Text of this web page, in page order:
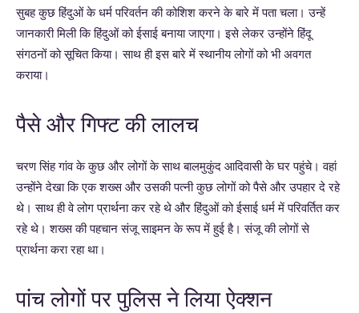
सुबह कुछ हिंदुओं के धर्म परिवर्तन की कोशिश करने के बारे में पता चला। उन्हें
जानकारी मिली कि हिंदुओं को ईसाई बनाया जाएगा। इसे लेकर उन्होंने हिंदू
संगठनों को सूचित किया। साथ ही इस बारे में स्थानीय लोगों को भी अवगत
कराया।
पैसे और गिफ्ट की लालच
चरण सिंह गांव के कुछ और लोगों के साथ बालमुकुंद आदिवासी के घर पहुंचे। वहां
उन्होंने देखा कि एक शख्स और उसकी पत्नी कुछ लोगों को पैसे और उपहार दे रहे
थे। साथ ही वे लोग प्रार्थना कर रहे थे और हिंदुओं को ईसाई धर्म में परिवर्तित कर
रहे थे। शख्स की पहचान संजू साइमन के रूप में हुई है। संजू की लोगों से
प्रार्थना करा रहा था।
पांच लोगों पर पुलिस ने लिया ऐक्शन